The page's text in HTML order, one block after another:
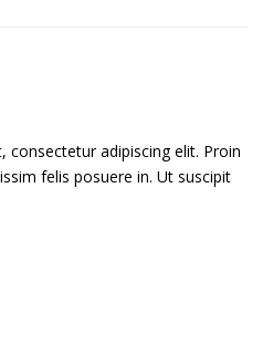
adipiscing elit. Proin
felis posuere in. Ut suscipit